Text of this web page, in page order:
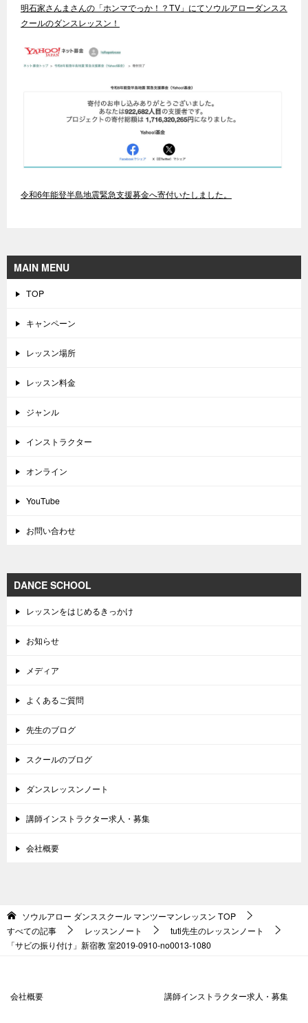
明石家さんまさんの「ホンマでっか！？TV」にてソウルアローダンスス
クールのダンスレッスン！
令和6年能登半島地震緊急支援募金へ寄付いたしました。
MAIN MENU
TOP
キャンペーン
レッスン場所
レッスン料金
ジャンル
インストラクター
オンライン
YouTube
お問い合わせ
DANCE SCHOOL
レッスンをはじめるきっかけ
お知らせ
メディア
よくあるご質問
先生のブログ
スクールのブログ
ダンスレッスンノート
講師インストラクター求人・募集
会社概要
ソウルアロー ダンススクール マンツーマンレッスン TOP
すべての記事
レッスンノート
tuti先生のレッスンノート
「サビの振り付け」新宿教 室2019-0910-no0013-1080
会社概要 講師インストラクター求人・募集